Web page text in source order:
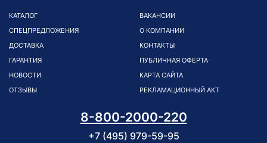
КАТАЛОГ
СПЕЦПРЕДЛОЖЕНИЯ
ДОСТАВКА
ГАРАНТИЯ
НОВОСТИ
ОТЗЫВЫ
ВАКАНСИИ
О КОМПАНИИ
КОНТАКТЫ
ПУБЛИЧНАЯ ОФЕРТА
КАРТА САЙТА
РЕКЛАМАЦИОННЫЙ АКТ
8-800-2000-220
+7 (495) 979-59-95